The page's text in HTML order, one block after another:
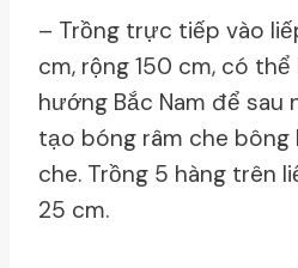
– Trồng trực tiếp vào
cm, rộng 150 cm, có
hướng Bắc Nam để sau
tạo bóng râm che bông
che. Trồng 5 hàng trên
25 cm.